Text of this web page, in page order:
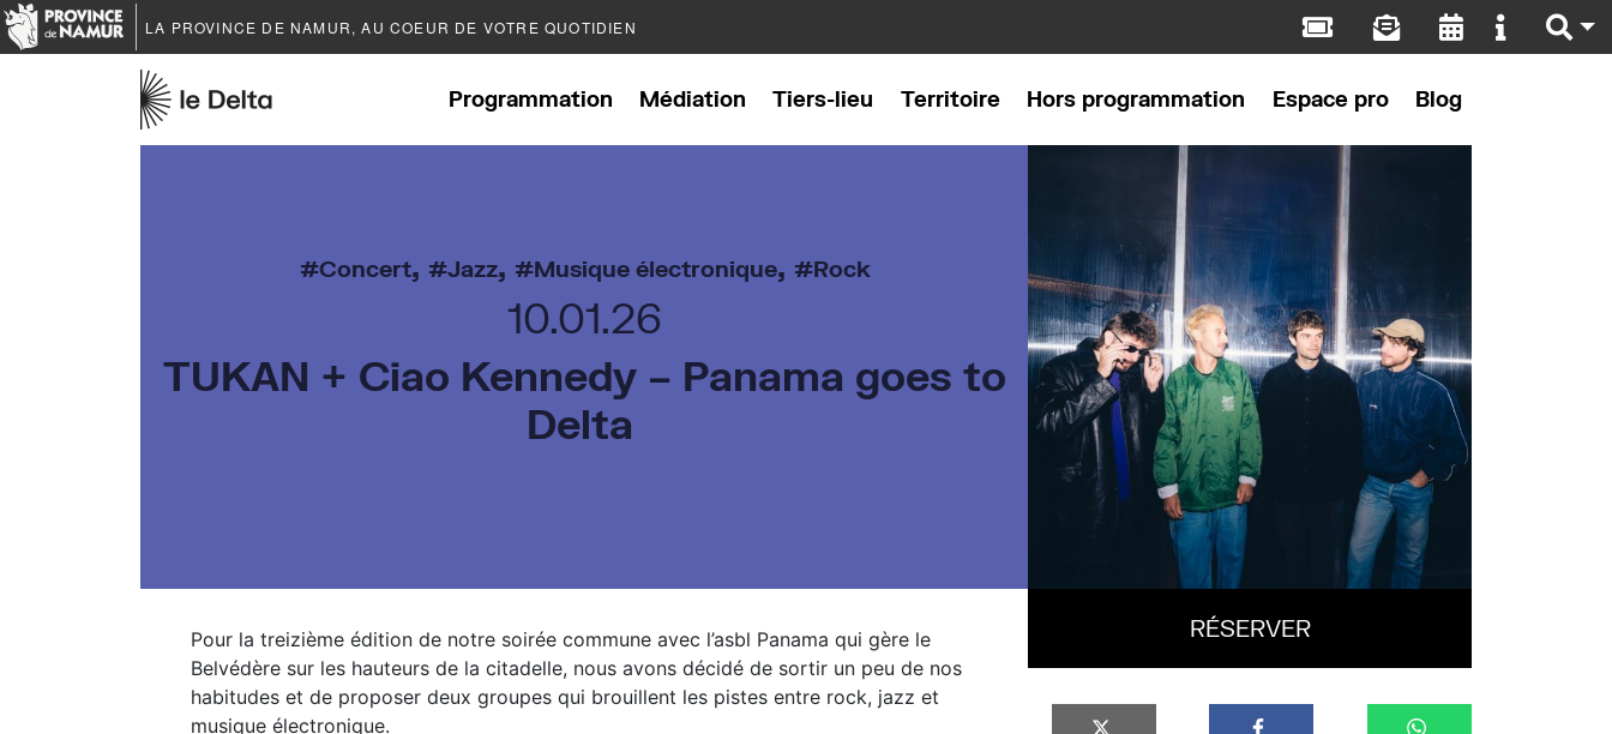
LA PROVINCE DE NAMUR, AU COEUR DE VOTRE QUOTIDIEN
Programmation Médiation Tiers-lieu Territoire Hors programmation Espace pro Blog
Concert, Jazz, Musique électronique, Rock
10.01.26
TUKAN + Ciao Kennedy – Panama goes to
Delta
Pour la treizième édition de notre soirée commune avec l’asbl Panama qui gère le
Belvédère sur les hauteurs de la citadelle, nous avons décidé de sortir un peu de nos
habitudes et de proposer deux groupes qui brouillent les pistes entre rock, jazz et
musique électronique.
RÉSERVER